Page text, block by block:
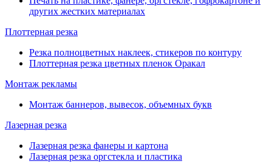
других жестких материалах
Плоттерная резка
Резка полноцветных наклеек, стикеров по контуру
Плоттерная резка цветных пленок Оракал
Монтаж рекламы
Монтаж баннеров, вывесок, объемных букв
Лазерная резка
Лазерная резка фанеры и картона
Лазерная резка оргстекла и пластика